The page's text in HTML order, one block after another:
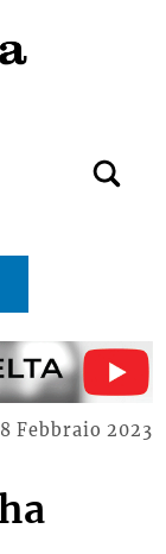
8 Febbraio 2023